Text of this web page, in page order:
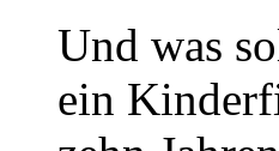
Und was
ein